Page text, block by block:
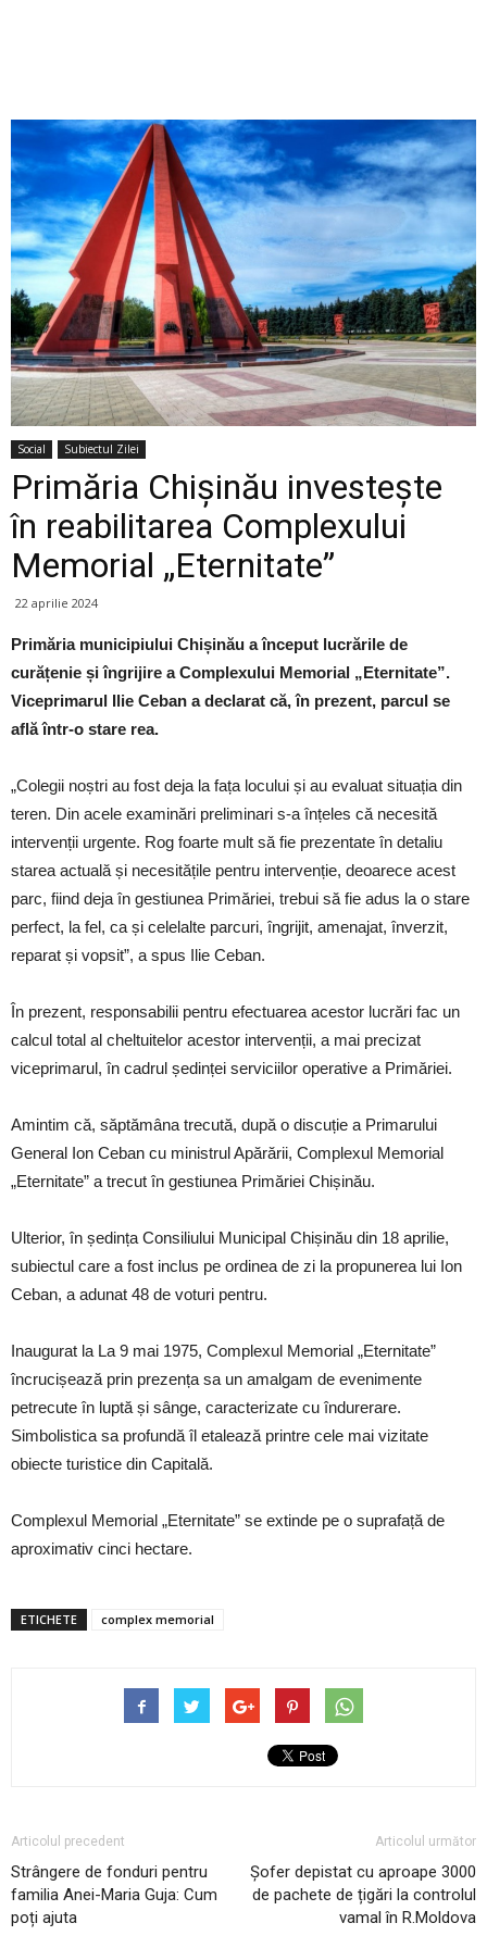
Social Subiectul Zilei
Primăria Chișinău investește
în reabilitarea Complexului
Memorial „Eternitate”
22 aprilie 2024
Primăria municipiului Chișinău a început lucrările de
curățenie și îngrijire a Complexului Memorial „Eternitate”.
Viceprimarul Ilie Ceban a declarat că, în prezent, parcul se
află într-o stare rea.
„Colegii noștri au fost deja la fața locului și au evaluat situația din
teren. Din acele examinări preliminari s-a înțeles că necesită
intervenții urgente. Rog foarte mult să fie prezentate în detaliu
starea actuală și necesitățile pentru intervenție, deoarece acest
parc, fiind deja în gestiunea Primăriei, trebui să fie adus la o stare
perfect, la fel, ca și celelalte parcuri, îngrijit, amenajat, înverzit,
reparat și vopsit”, a spus Ilie Ceban.
În prezent, responsabilii pentru efectuarea acestor lucrări fac un
calcul total al cheltuitelor acestor intervenții, a mai precizat
viceprimarul, în cadrul ședinței serviciilor operative a Primăriei.
Amintim că, săptămâna trecută, după o discuție a Primarului
General Ion Ceban cu ministrul Apărării, Complexul Memorial
„Eternitate” a trecut în gestiunea Primăriei Chișinău.
Ulterior, în ședința Consiliului Municipal Chișinău din 18 aprilie,
subiectul care a fost inclus pe ordinea de zi la propunerea lui Ion
Ceban, a adunat 48 de voturi pentru.
Inaugurat la La 9 mai 1975, Complexul Memorial „Eternitate”
încrucișează prin prezența sa un amalgam de evenimente
petrecute în luptă și sânge, caracterizate cu îndurerare.
Simbolistica sa profundă îl etalează printre cele mai vizitate
obiecte turistice din Capitală.
Complexul Memorial „Eternitate” se extinde pe o suprafață de
aproximativ cinci hectare.
ETICHETE complex memorial
Articolul precedent
Strângere de fonduri pentru
familia Anei-Maria Guja: Cum
poți ajuta
Articolul următor
Șofer depistat cu aproape 3000
de pachete de țigări la controlul
vamal în R.Moldova